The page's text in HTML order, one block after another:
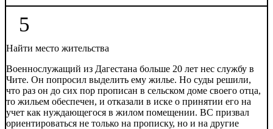
5
Найти место жительства
Военнослужащий из Дагестана больше 20 лет нес службу в
Чите. Он попросил выделить ему жилье. Но суды решили,
что раз он до сих пор прописан в сельском доме своего отца,
то жильем обеспечен, и отказали в иске о принятии его на
учет как нуждающегося в жилом помещении. ВС призвал
ориентироваться не только на прописку, но и на другие